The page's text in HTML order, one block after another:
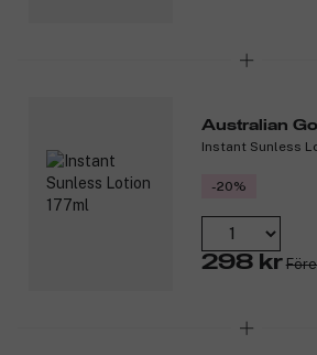
Australian
Instant Sunless
-20%
298 kr